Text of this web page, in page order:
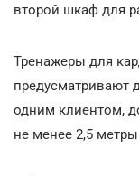
второй шкаф для
Тренажеры для
предусматривают
одним клиентом,
не менее 2,5